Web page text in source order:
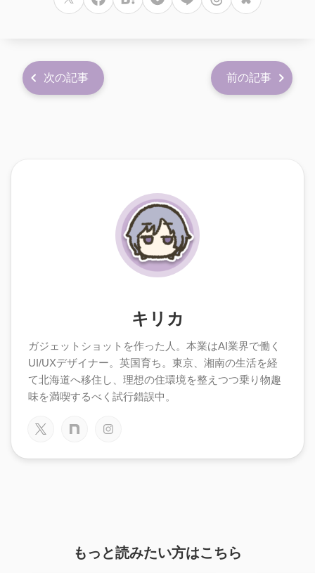
次の記事 前の記事
キリカ
ガジェットショットを作った人。本業はAI業界で働く
UI/UXデザイナー。英国育ち。東京、湘南の生活を経
て北海道へ移住し、理想の住環境を整えつつ乗り物趣
味を満喫するべく試行錯誤中。
もっと読みたい方はこちら